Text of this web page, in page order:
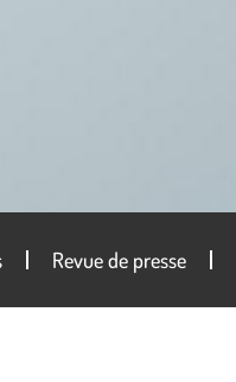
Revue de presse